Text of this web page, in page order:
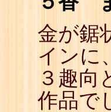
金が鋸
インに
３趣向
作品で